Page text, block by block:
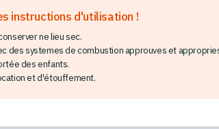
instructions d'utilisation !
ne lieu sec.
des systemes de combustion approuves et
des enfants.
et d'étouffement.